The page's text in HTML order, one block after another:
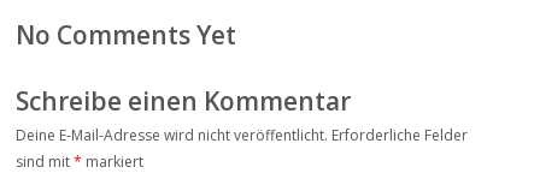
No Comments Yet
Schreibe einen Kommentar
Deine E-Mail-Adresse wird nicht veröffentlicht. Erforderliche Felder
sind mit* markiert